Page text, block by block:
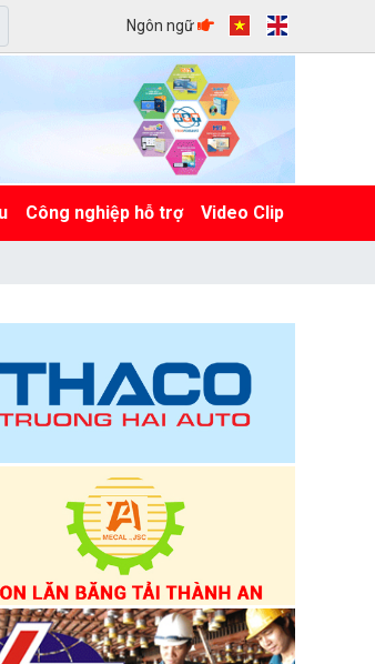
Ngôn ngữ
Công nghiệp hỗ trợ Video Clip